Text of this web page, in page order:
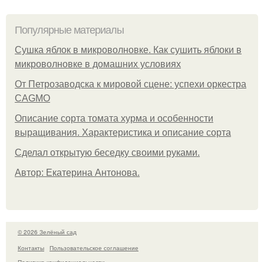
Популярные материалы
Сушка яблок в микроволновке. Как сушить яблоки в
микроволновке в домашних условиях
От Петрозаводска к мировой сцене: успехи оркестра
CAGMO
Описание сорта томата хурма и особенности
выращивания. Характеристика и описание сорта
Сделал открытую беседку своими руками.
Автор: Екатерина Антонова.
© 2026 Зелёный сад
Контакты
Пользовательское соглашение